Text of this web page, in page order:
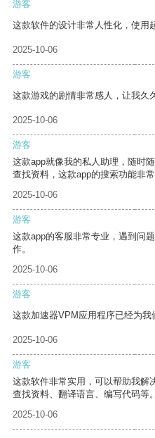
游客
这款软件的设计非常人性化，使用
2025-10-06
游客
这款游戏的剧情非常感人，让我久
2025-10-06
游客
这款app就像我的私人助理，随时
查找资料，这款app的搜索功能非
2025-10-06
游客
这款app的客服非常专业，遇到问
作。
2025-10-06
游客
这款加速器VPM应用程序已经为我
2025-10-06
游客
这款软件非常实用，可以帮助我解
查找资料、翻译语言、编写代码等。
2025-10-06